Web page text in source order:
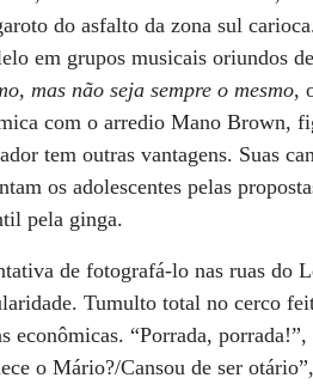
do asfalto da zona sul
em grupos musicais oriundos
mas não seja sempre o mesmo,
com o arredio Mano Brown,
tem outras vantagens. Suas
os adolescentes pelas
pela ginga.
de fotografá-lo nas ruas do
Tumulto total no cerco
econômicas. “Porrada,
o Mário?/Cansou de ser